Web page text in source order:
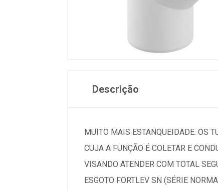
Descrição
MUITO MAIS ESTANQUEIDADE. OS
CUJA A FUNÇÃO É COLETAR E
VISANDO ATENDER COM TOTAL
ESGOTO FORTLEV SN (SÉRIE